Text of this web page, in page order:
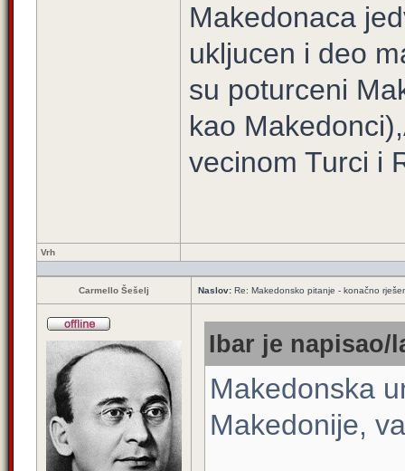
Makedonaca
ukljucen i deo
su poturceni
kao
vecinom Turci i
Vrh
Carmello Šešelj Naslov: Re: Makedonsko pitanje - konačno
Ibar je napisao/
Makedonska
Makedonije,